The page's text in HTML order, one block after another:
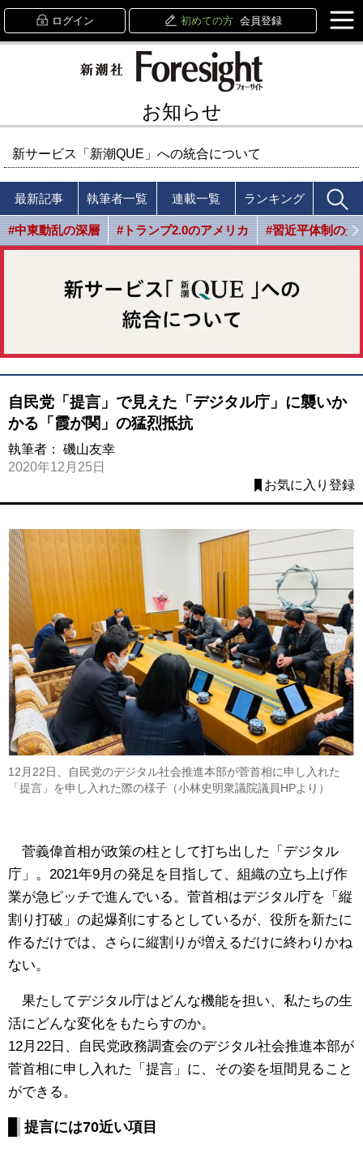
ログイン 初めての方 会員登録
お知らせ
新サービス「新潮QUE」への統合について
最新記事 執筆者一覧 連載一覧 ランキング
#中東動乱の深層 #トランプ2.0のアメリカ #習近平体制の光
自民党「提言」で見えた「デジタル庁」に襲いか
かる「霞が関」の猛烈抵抗
執筆者： 磯山友幸
2020年12月25日
お気に入り登録
12月22日、自民党のデジタル社会推進本部が菅首相に申し入れた
「提言」を申し入れた際の様子（小林史明衆議院議員HPより）
菅義偉首相が政策の柱として打ち出した「デジタル
庁」。2021年9月の発足を目指して、組織の立ち上げ作
業が急ピッチで進んでいる。菅首相はデジタル庁を「縦
割り打破」の起爆剤にするとしているが、役所を新たに
作るだけでは、さらに縦割りが増えるだけに終わりかね
ない。
果たしてデジタル庁はどんな機能を担い、私たちの生
活にどんな変化をもたらすのか。
12月22日、自民党政務調査会のデジタル社会推進本部が
菅首相に申し入れた「提言」に、その姿を垣間見ること
ができる。
提言には70近い項目